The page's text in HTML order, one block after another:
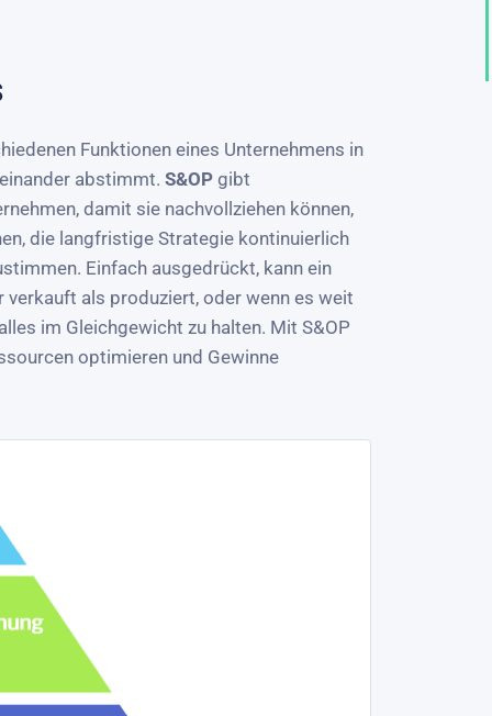
Funktionen eines Unternehmens in
abstimmt. S&OP gibt
damit sie nachvollziehen können,
die langfristige Strategie kontinuierlich
Einfach ausgedrückt, kann ein
als produziert, oder wenn es weit
im Gleichgewicht zu halten. Mit S&OP
optimieren und Gewinne